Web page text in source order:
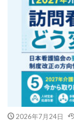
2026年7月24日